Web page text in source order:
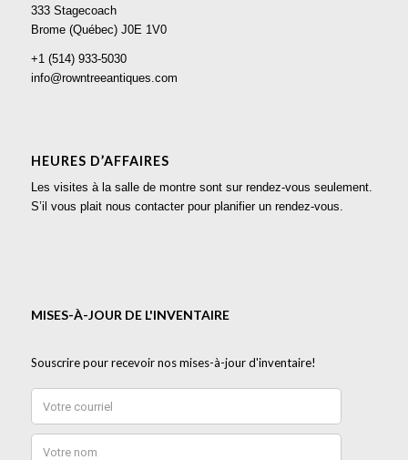
333 Stagecoach
Brome (Québec) J0E 1V0
+1 (514) 933-5030
info@rowntreeantiques.com
HEURES D’AFFAIRES
Les visites à la salle de montre sont sur rendez-vous seulement.
S’il vous plait nous contacter pour planifier un rendez-vous.